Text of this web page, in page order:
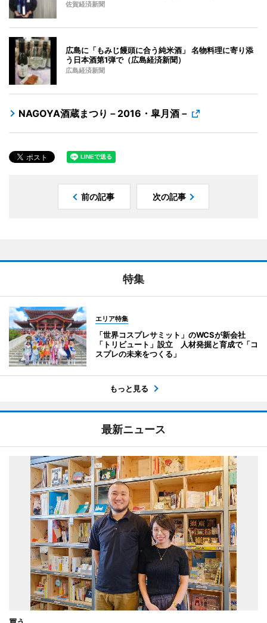
佐賀経済新聞
広島に「もみじ饅頭に合う純米酒」 名物料理に寄り添
う日本酒第1弾で（広島経済新聞）
広島経済新聞
NAGOYA酒蔵まつり－2016・皐月酒－
前の記事 次の記事
特集
エリア特集
「世界コスプレサミット」のWCSが新会社
「トリビュート」設立 人材発掘と育成で「コ
スプレの未来をつくる」
もっと見る
最新ニュース